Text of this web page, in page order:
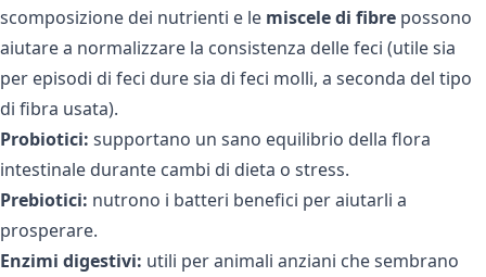
scomposizione dei nutrienti e le miscele di fibre possono
aiutare a normalizzare la consistenza delle feci (utile sia
per episodi di feci dure sia di feci molli, a seconda del tipo
di fibra usata).
Probiotici: supportano un sano equilibrio della flora
intestinale durante cambi di dieta o stress.
Prebiotici: nutrono i batteri benefici per aiutarli a
prosperare.
Enzimi digestivi: utili per animali anziani che sembrano